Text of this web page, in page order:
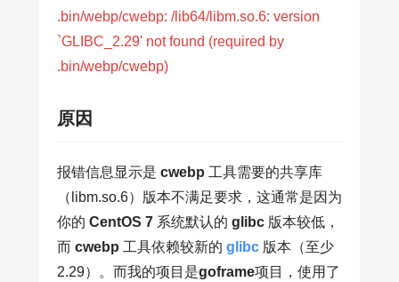
.bin/webp/cwebp: /lib64/libm.so.6: version
`GLIBC_2.29' not found (required by
.bin/webp/cwebp)
原因
报错信息显示是 cwebp 工具需要的共享库
（libm.so.6）版本不满足要求，这通常是因为
你的 CentOS 7 系统默认的 glibc 版本较低，
而 cwebp 工具依赖较新的 glibc 版本（至少
2.29）。而我的项目是goframe项目，使用了